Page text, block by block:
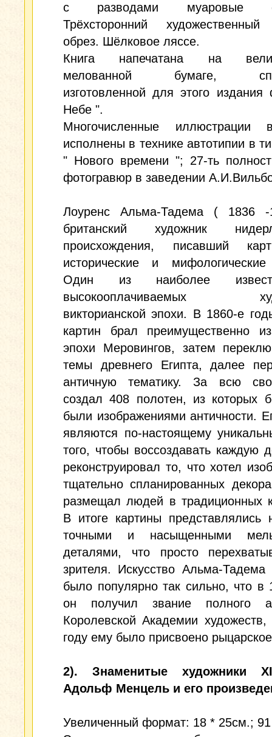
с разводами муаровые
Трёхсторонний
обрез. Шёлковое ляссе.
Книга напечатана на
мелованной бумаге,
изготовленной для этого
Небе ".
Многочисленные иллюстрации
исполнены в технике автотипии в
" Нового времени "; 27-ть
фотогравюр в заведении
Лоуренс Альма-Тадема ( 1836
британский художник
происхождения, писавший
исторические и
Один из наиболее
высокооплачиваемых
викторианской эпохи. В 1860-е
картин брал преимущественно
эпохи Меровингов, затем
темы древнего Египта, далее
античную тематику. За всю
создал 408 полотен, из которых
были изображениями античности.
являются по-настоящему
того, чтобы воссоздавать каждую
реконструировал то, что хотел
тщательно спланированных
размещал людей в традиционных
В итоге картины представлялись
точными и насыщенными
деталями, что просто
зрителя. Искусство Альма-Тадема
было популярно так сильно, что в
он получил звание полного
Королевской Академии
году ему было присвоено
2). Знаменитые художники
Адольф Менцель и его
Увеличенный формат: 18 * 25см.; 91